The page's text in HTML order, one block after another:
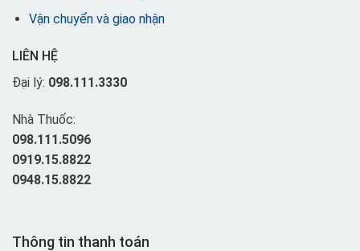
Vận chuyển và giao nhận
LIÊN HỆ
Đại lý: 098.111.3330
Nhà Thuốc:
098.111.5096
0919.15.8822
0948.15.8822
Thông tin thanh toán